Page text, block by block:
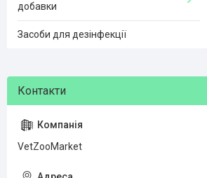
добавки
Засоби для дезінфекції
VetZooMarket